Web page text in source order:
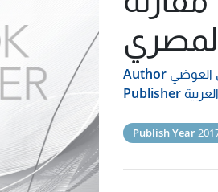
Author العوضي
Publisher
Publish Year